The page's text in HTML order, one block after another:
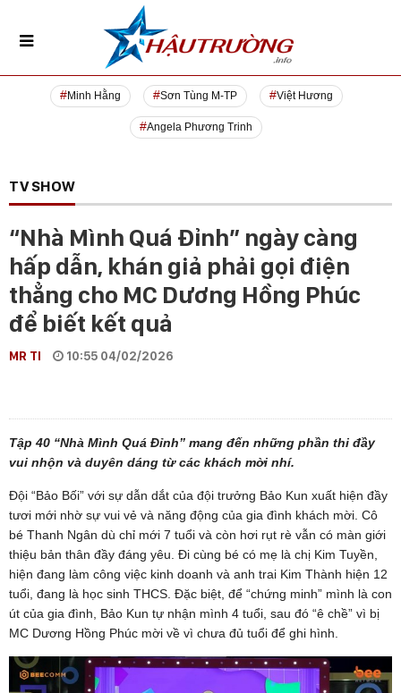
Minh Hằng Sơn Tùng M-TP Việt Hương
Angela Phương Trinh
TV SHOW
“Nhà Mình Quá Đỉnh” ngày càng
hấp dẫn, khán giả phải gọi điện
thẳng cho MC Dương Hồng Phúc
để biết kết quả
MR TI 10:55 04/02/2026
Tập 40 “Nhà Mình Quá Đỉnh” mang đến những phần thi đầy
vui nhộn và duyên dáng từ các khách mời nhí.
Đội “Bảo Bối” với sự dẫn dắt của đội trưởng Bảo Kun xuất hiện đầy
tươi mới nhờ sự vui vẻ và năng động của gia đình khách mời. Cô
bé Thanh Ngân dù chỉ mới 7 tuổi và còn hơi rụt rè vẫn có màn giới
thiệu bản thân đầy đáng yêu. Đi cùng bé có mẹ là chị Kim Tuyền,
hiện đang làm công việc kinh doanh và anh trai Kim Thành hiện 12
tuổi, đang là học sinh THCS. Đặc biệt, để “chứng minh” mình là con
út của gia đình, Bảo Kun tự nhận mình 4 tuổi, sau đó “ê chề” vì bị
MC Dương Hồng Phúc mời về vì chưa đủ tuổi để ghi hình.